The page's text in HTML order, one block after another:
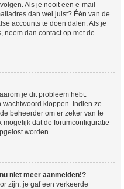
Als je nooit een e-mail
dan wel juist? Één van de
accounts te doen dalen. Als je
neem dan contact op met de
je dit probleem hebt.
kloppen. Indien ze
beheerder om er zeker van te
dat de forumconfiguratie
worden.
niet meer aanmelden!?
zijn: je gaf een verkeerde